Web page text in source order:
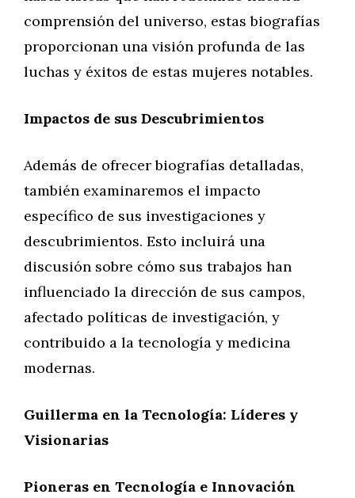
comprensión del universo, estas biografías
proporcionan una visión profunda de las
luchas y éxitos de estas mujeres notables.
Impactos de sus Descubrimientos
Además de ofrecer biografías detalladas,
también examinaremos el impacto
específico de sus investigaciones y
descubrimientos. Esto incluirá una
discusión sobre cómo sus trabajos han
influenciado la dirección de sus campos,
afectado políticas de investigación, y
contribuido a la tecnología y medicina
modernas.
Guillerma en la Tecnología: Líderes y
Visionarias
Pioneras en Tecnología e Innovación